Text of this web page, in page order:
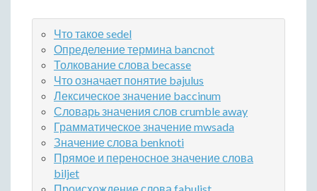
Что такое sedel
Определение термина bancnot
Толкование слова becasse
Что означает понятие bajulus
Лексическое значение baccinum
Словарь значения слов crumble away
Грамматическое значение mwsada
Значение слова benknoti
Прямое и переносное значение слова
biljet